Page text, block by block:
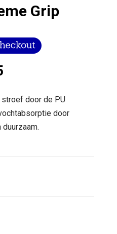
Grip
Huidige
is:
€ 9,95.
stroef door de PU
door